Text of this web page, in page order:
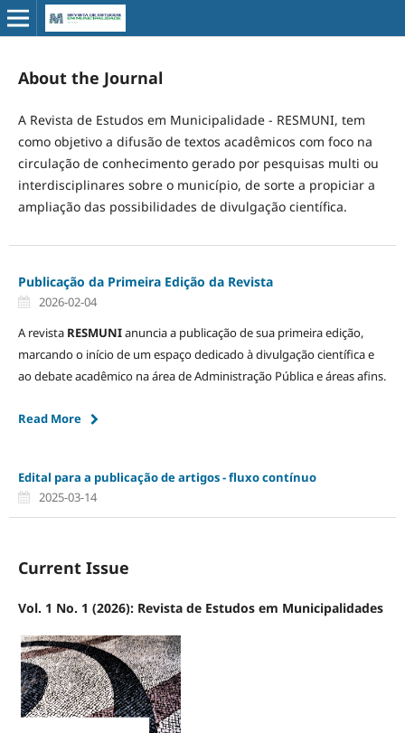
About the Journal
A Revista de Estudos em Municipalidade - RESMUNI, tem
como objetivo a difusão de textos acadêmicos com foco na
circulação de conhecimento gerado por pesquisas multi ou
interdisciplinares sobre o município, de sorte a propiciar a
ampliação das possibilidades de divulgação científica.
Publicação da Primeira Edição da Revista
2026-02-04
A revista RESMUNIanuncia a publicação de sua primeira edição,
marcando o início de um espaço dedicado à divulgação científica e
ao debate acadêmico na área de Administração Pública e áreas afins.
Read More
Edital para a publicação de artigos - fluxo contínuo
2025-03-14
Current Issue
Vol. 1 No. 1 (2026): Revista de Estudos em Municipalidades